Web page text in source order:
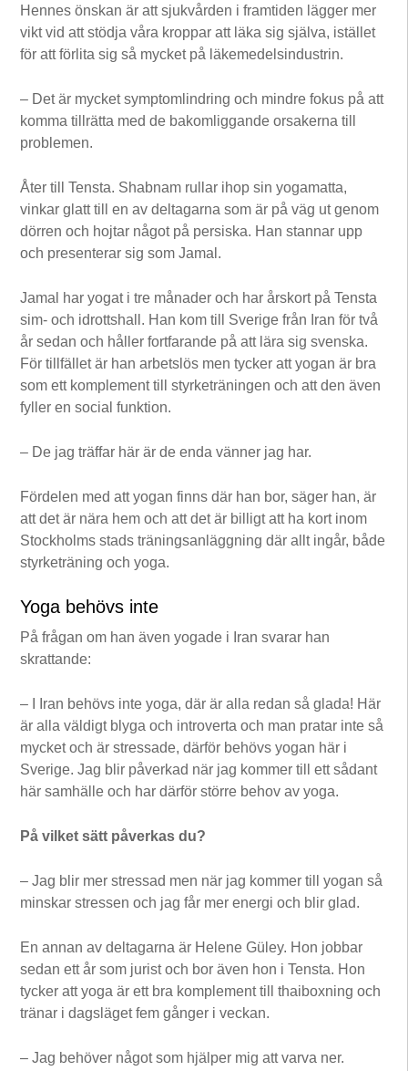
Hennes önskan är att sjukvården i framtiden lägger mer
vikt vid att stödja våra kroppar att läka sig själva, istället
för att förlita sig så mycket på läkemedelsindustrin.
– Det är mycket symptomlindring och mindre fokus på att
komma tillrätta med de bakomliggande orsakerna till
problemen.
Åter till Tensta. Shabnam rullar ihop sin yogamatta,
vinkar glatt till en av deltagarna som är på väg ut genom
dörren och hojtar något på persiska. Han stannar upp
och presenterar sig som Jamal.
Jamal har yogat i tre månader och har årskort på Tensta
sim- och idrottshall. Han kom till Sverige från Iran för två
år sedan och håller fortfarande på att lära sig svenska.
För tillfället är han arbetslös men tycker att yogan är bra
som ett komplement till styrketräningen och att den även
fyller en social funktion.
– De jag träffar här är de enda vänner jag har.
Fördelen med att yogan finns där han bor, säger han, är
att det är nära hem och att det är billigt att ha kort inom
Stockholms stads träningsanläggning där allt ingår, både
styrketräning och yoga.
Yoga behövs inte
På frågan om han även yogade i Iran svarar han
skrattande:
– I Iran behövs inte yoga, där är alla redan så glada! Här
är alla väldigt blyga och introverta och man pratar inte så
mycket och är stressade, därför behövs yogan här i
Sverige. Jag blir påverkad när jag kommer till ett sådant
här samhälle och har därför större behov av yoga.
På vilket sätt påverkas du?
– Jag blir mer stressad men när jag kommer till yogan så
minskar stressen och jag får mer energi och blir glad.
En annan av deltagarna är Helene Güley. Hon jobbar
sedan ett år som jurist och bor även hon i Tensta. Hon
tycker att yoga är ett bra komplement till thaiboxning och
tränar i dagsläget fem gånger i veckan.
– Jag behöver något som hjälper mig att varva ner.